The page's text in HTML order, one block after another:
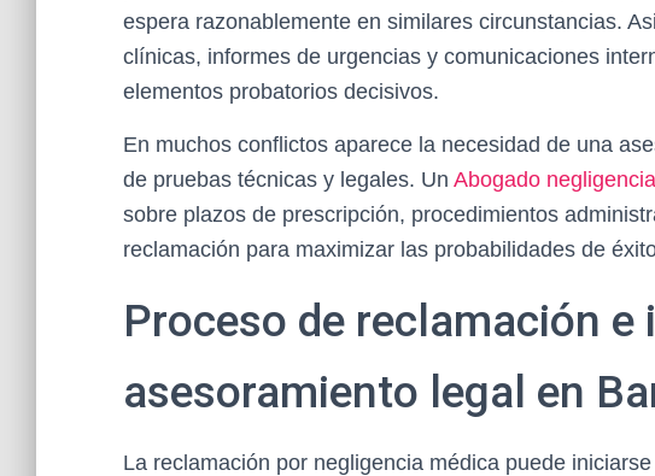
espera razonablemente en similares circunstancias.
clínicas, informes de urgencias y comunicaciones
elementos probatorios decisivos.
En muchos conflictos aparece la necesidad de una
de pruebas técnicas y legales. Un Abogado
sobre plazos de prescripción, procedimientos
reclamación para maximizar las probabilidades de
Proceso de reclamación e
asesoramiento legal en
La reclamación por negligencia médica puede